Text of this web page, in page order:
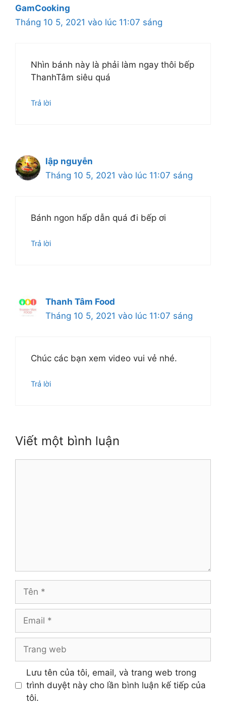
GamCooking
Tháng 10 5, 2021 vào lúc 11:07 sáng
Nhìn bánh này là phải làm ngay thôi bếp
ThanhTâm siêu quá
Trả lời
lập nguyễn
Tháng 10 5, 2021 vào lúc 11:07 sáng
Bánh ngon hấp dẫn quá đi bếp ơi
Trả lời
Thanh Tâm Food
Tháng 10 5, 2021 vào lúc 11:07 sáng
Chúc các bạn xem video vui vẻ nhé.
Trả lời
Viết một bình luận
web
Lưu tên của tôi, email, và trang web trong
trình duyệt này cho lần bình luận kế tiếp của
tôi.